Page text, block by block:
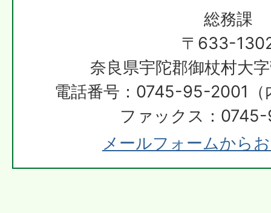
総務課
〒633-
奈良県宇陀郡御杖村大
電話番号：0745-95-2001（
ファックス：
メールフォームから